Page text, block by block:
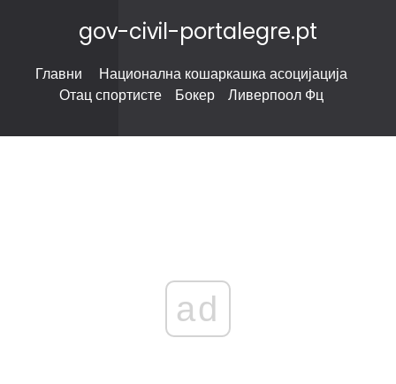
gov-civil-portalegre.pt
Главни
Национална кошаркашка асоцијација
Отац спортисте
Бокер Ливерпоол Фц
ad